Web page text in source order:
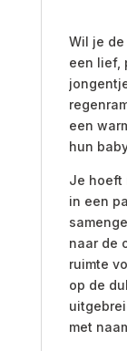
Wil je
een lief,
een
hun
Je hoeft
in een
naar de
ruimte
op de
met